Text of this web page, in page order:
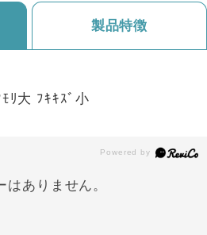
製品特徴
ﾘ大 ﾌｷｷｽﾞ小
はありません。